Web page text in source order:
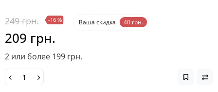
249 грн. -16 % Ваша cкидка 40 грн.
209 грн.
2 или более 199 грн.